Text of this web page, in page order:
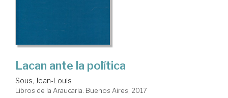
Lacan ante la política
Sous, Jean-Louis
Libros de la Araucaria. Buenos Aires, 2017